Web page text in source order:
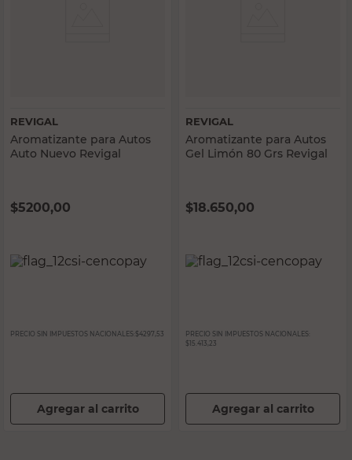
REVIGAL
Aromatizante para Autos
Auto Nuevo Revigal
$5200,00
PRECIO SIN IMPUESTOS NACIONALES: $4297,53
Agregar al carrito
REVIGAL
Aromatizante para Autos
Gel Limón 80 Grs Revigal
$18.650,00
PRECIO SIN IMPUESTOS NACIONALES:
$15.413,23
Agregar al carrito